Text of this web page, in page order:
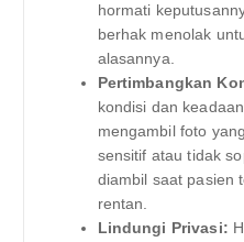
hormati
berhak menolak
alasannya.
Pertimbangkan
kondisi dan
mengambil foto
sensitif atau tidak
diambil saat pasien
rentan.
Lindungi Privasi: